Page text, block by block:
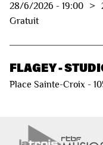
28/6/2026 - 19:00 >
Gratuit
FLAGEY -
Place Sainte-Croix -